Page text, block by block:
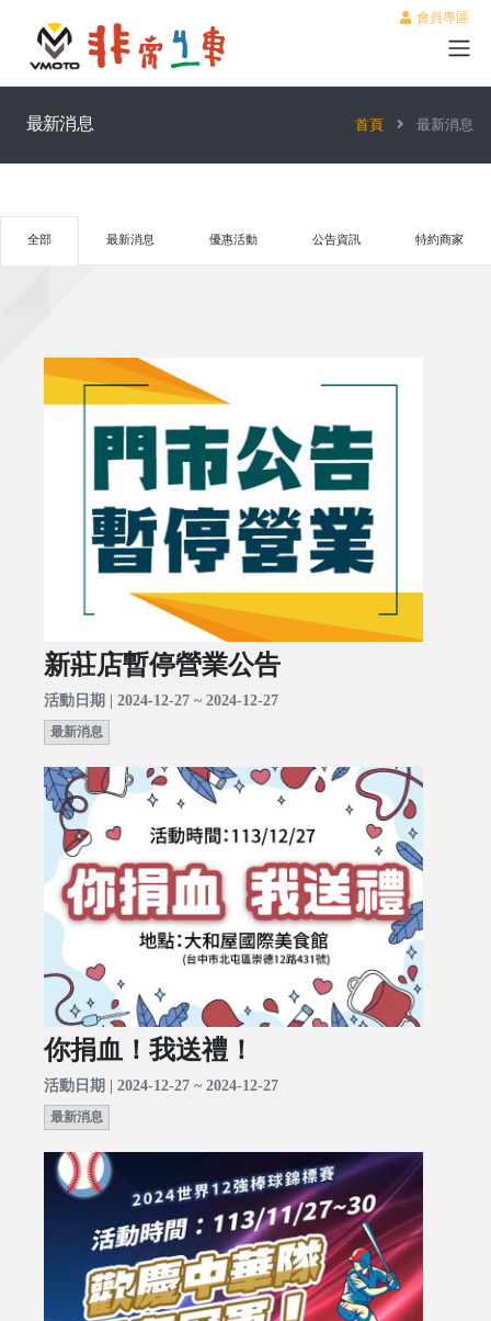
會員專區
最新消息 首頁 最新消息
全部 最新消息 優惠活動 公告資訊 特約商家
新莊店暫停營業公告
活動日期 | 2024-12-27 ~ 2024-12-27
最新消息
你捐血！我送禮！
活動日期 | 2024-12-27 ~ 2024-12-27
最新消息